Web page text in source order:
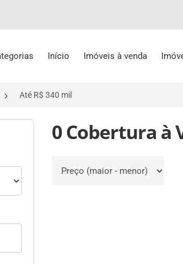
Início Imóveis à venda
Até R$ 340 mil
0 Cobertura à
Ordenar por